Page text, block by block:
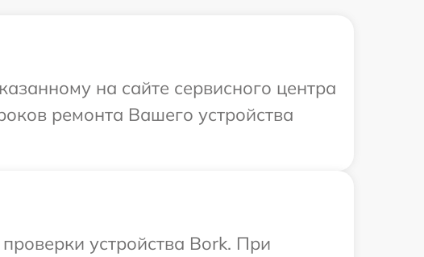
на сайте сервисного центра
ремонта Вашего устройства
устройства Bork. При